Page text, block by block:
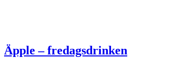
Äpple – fredagsdrinken